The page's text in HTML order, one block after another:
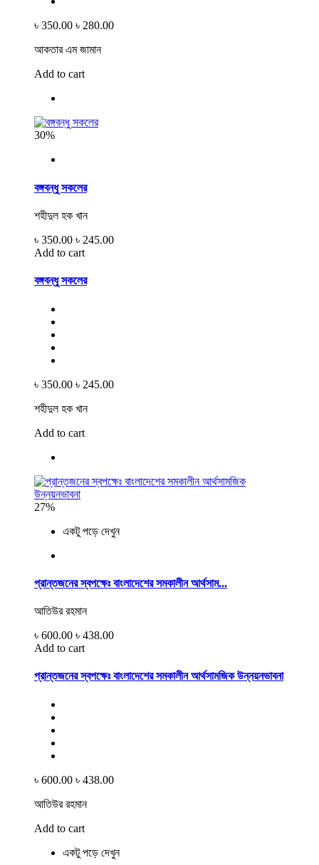
৳ 350.00 ৳ 280.00
আকতার এম জামান
Add to cart
30%
বঙ্গবন্ধু সকলের
শহীদুল হক খান
৳ 350.00 ৳ 245.00
Add to cart
বঙ্গবন্ধু সকলের
৳ 350.00 ৳ 245.00
শহীদুল হক খান
Add to cart
27%
একটু পড়ে দেখুন
প্রান্তজনের স্বপক্ষেঃ বাংলাদেশের সমকালীন আর্থসাম...
আতিউর রহমান
৳ 600.00 ৳ 438.00
Add to cart
প্রান্তজনের স্বপক্ষেঃ বাংলাদেশের সমকালীন আর্থসামজিক উন্নয়নভাবনা
৳ 600.00 ৳ 438.00
আতিউর রহমান
Add to cart
একটু পড়ে দেখুন